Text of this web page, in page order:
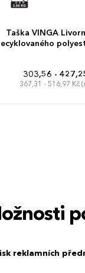
Taška VINGA
303,56 -
367,31 - 516,97 Kč
reklamních